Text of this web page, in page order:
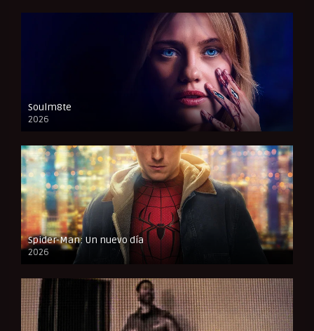
Soulm8te
2026
FULL HD
Spider-Man: Un nuevo día
2026
CAM